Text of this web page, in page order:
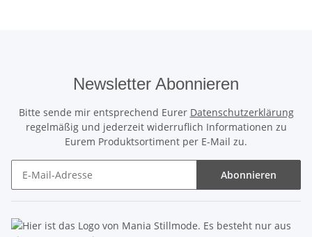
Newsletter Abonnieren
Bitte sende mir entsprechend Eurer Datenschutzerklärung
regelmäßig und jederzeit widerruflich Informationen zu
Eurem Produktsortiment per E-Mail zu.
Abonnieren